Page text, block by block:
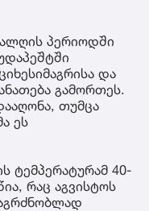
პერიოდში
და
გამორთეს.
თუმცა
ეს
ტემპერატურამ 40-
რაც აგვისტოს